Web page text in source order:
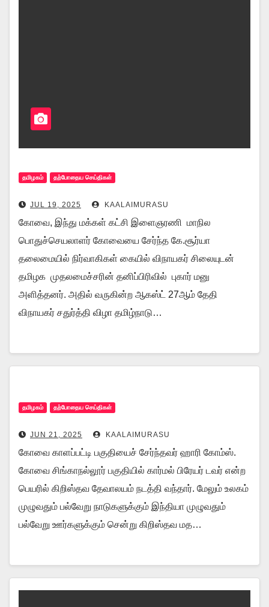
தமிழகம் தற்போதைய செய்திகள்
JUL 19, 2025 KAALAIMURASU
கோவை, இந்து மக்கள் கட்சி இளைஞரணி மாநில
பொதுச்செயலாளர் கோவையை சேர்ந்த கே.சூர்யா
தலைமையில் நிர்வாகிகள் கையில் விநாயகர் சிலையுடன்
தமிழக முதலமைச்சரின் தனிப்பிரிவில் புகார் மனு
அளித்தனர். அதில் வருகின்ற ஆகஸ்ட் 27ஆம் தேதி
விநாயகர் சதுர்த்தி விழா தமிழ்நாடு…
தமிழகம் தற்போதைய செய்திகள்
JUN 21, 2025 KAALAIMURASU
கோவை காளப்பட்டி பகுதியைச் சேர்ந்தவர் ஹாரி கோம்ஸ்.
கோவை சிங்காநல்லூர் பகுதியில் கார்மல் பிரேயர் டவர் என்ற
பெயரில் கிறிஸ்தவ தேவாலயம் நடத்தி வந்தார். மேலும் உலகம்
முழுவதும் பல்வேறு நாடுகளுக்கும் இந்தியா முழுவதும்
பல்வேறு ஊர்களுக்கும் சென்று கிறிஸ்தவ மத…